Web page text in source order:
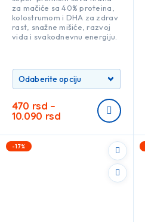
za mačiće sa 40% proteina,
kolostrumom i DHA za zdrav
rast, snažne mišiće, razvoj
vida i svakodnevnu energiju.
470 rsd –
10.090 rsd
-17%